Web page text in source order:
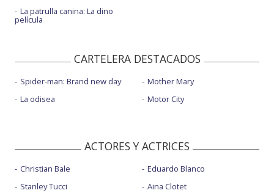
La patrulla canina: La dino
película
CARTELERA DESTACADOS
Spider-man: Brand new day
La odisea
Mother Mary
Motor City
ACTORES Y ACTRICES
Christian Bale
Stanley Tucci
Eduardo Blanco
Aina Clotet